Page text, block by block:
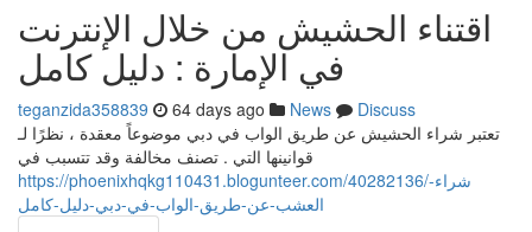
اقتناء الحشيش من خلال الإنترنت
في الإمارة : دليل كامل
teganzida358839 64 days ago News
Discuss
تعتبر شراء الحشيش عن طريق الواب في دبي موضوعاً معقدة ، نظرًا لـ
قوانينها التي . تصنف مخالفة وقد تتسبب في
https://phoenixhqkg110431.blogunteer.com/40282136/شراء-
العشب-عن-طريق-الواب-في-دبي-دليل-كامل